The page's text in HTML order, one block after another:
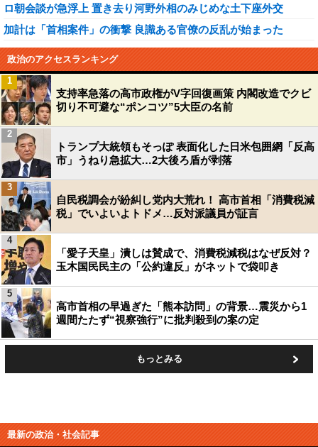
ロ朝会談が急浮上 置き去り河野外相のみじめな土下座外交
加計は「首相案件」の衝撃 良識ある官僚の反乱が始まった
政治のアクセスランキング
支持率急落の高市政権がV字回復画策 内閣改造でクビ
切り不可避な“ポンコツ”5大臣の名前
1
トランプ大統領もそっぽ 表面化した日米包囲網「反高
市」うねり急拡大…2大後ろ盾が剥落
2
自民税調会が紛糾し党内大荒れ！ 高市首相「消費税減
税」でいよいよトドメ…反対派議員が証言
3
「愛子天皇」潰しは賛成で、消費税減税はなぜ反対？
玉木国民民主の「公約違反」がネットで袋叩き
4
高市首相の早過ぎた「熊本訪問」の背景…震災から1
週間たたず“視察強行”に批判殺到の案の定
5
もっとみる
最新の政治・社会記事